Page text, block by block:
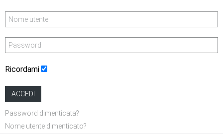
Ricordami
ACCEDI
Password dimenticata?
Nome utente dimenticato?